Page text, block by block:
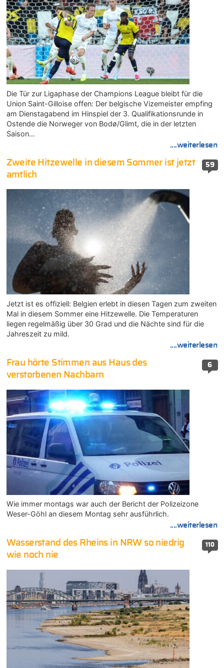
Die Tür zur Ligaphase der Champions League bleibt für die
Union Saint-Gilloise offen: Der belgische Vizemeister empfing
am Dienstagabend im Hinspiel der 3. Qualifikationsrunde in
Ostende die Norweger von Bodø/Glimt, die in der letzten
Saison…
....weiterlesen
59
Zweite Hitzewelle in diesem Sommer ist jetzt
amtlich
Jetzt ist es offiziell: Belgien erlebt in diesen Tagen zum zweiten
Mal in diesem Sommer eine Hitzewelle. Die Temperaturen
liegen regelmäßig über 30 Grad und die Nächte sind für die
Jahreszeit zu mild.
....weiterlesen
6
Frau hörte Stimmen aus Haus des
verstorbenen Nachbarn
Wie immer montags war auch der Bericht der Polizeizone
Weser-Göhl an diesem Montag sehr ausführlich.
....weiterlesen
110
Wasserstand des Rheins in NRW so niedrig
wie noch nie